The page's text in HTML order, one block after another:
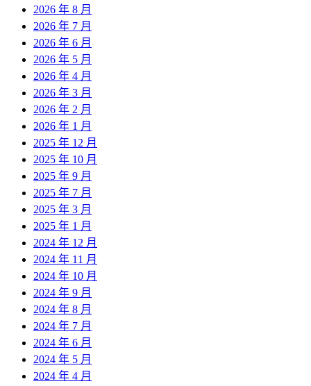
2026 年 8 月
2026 年 7 月
2026 年 6 月
2026 年 5 月
2026 年 4 月
2026 年 3 月
2026 年 2 月
2026 年 1 月
2025 年 12 月
2025 年 10 月
2025 年 9 月
2025 年 7 月
2025 年 3 月
2025 年 1 月
2024 年 12 月
2024 年 11 月
2024 年 10 月
2024 年 9 月
2024 年 8 月
2024 年 7 月
2024 年 6 月
2024 年 5 月
2024 年 4 月